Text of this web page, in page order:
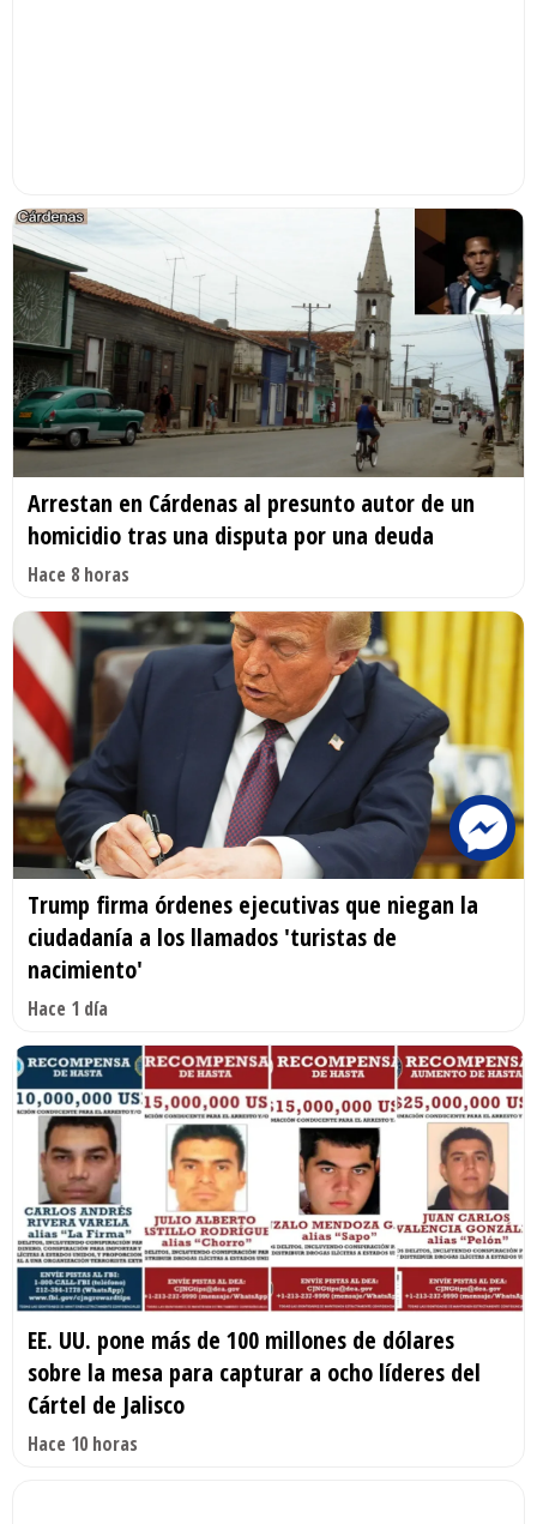
Arrestan en Cárdenas al presunto autor de un
homicidio tras una disputa por una deuda
Hace 8 horas
Trump firma órdenes ejecutivas que niegan la
ciudadanía a los llamados 'turistas de
nacimiento'
Hace 1 día
EE. UU. pone más de 100 millones de dólares
sobre la mesa para capturar a ocho líderes del
Cártel de Jalisco
Hace 10 horas